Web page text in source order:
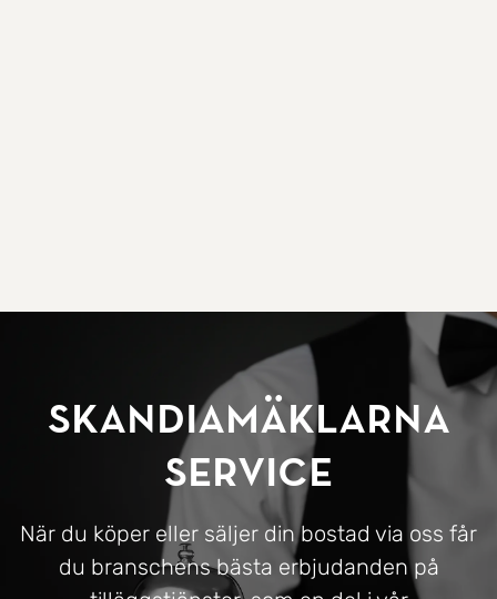
SkandiaMäklarna
Service
När du köper eller säljer din bostad via oss får
du branschens bästa erbjudanden på